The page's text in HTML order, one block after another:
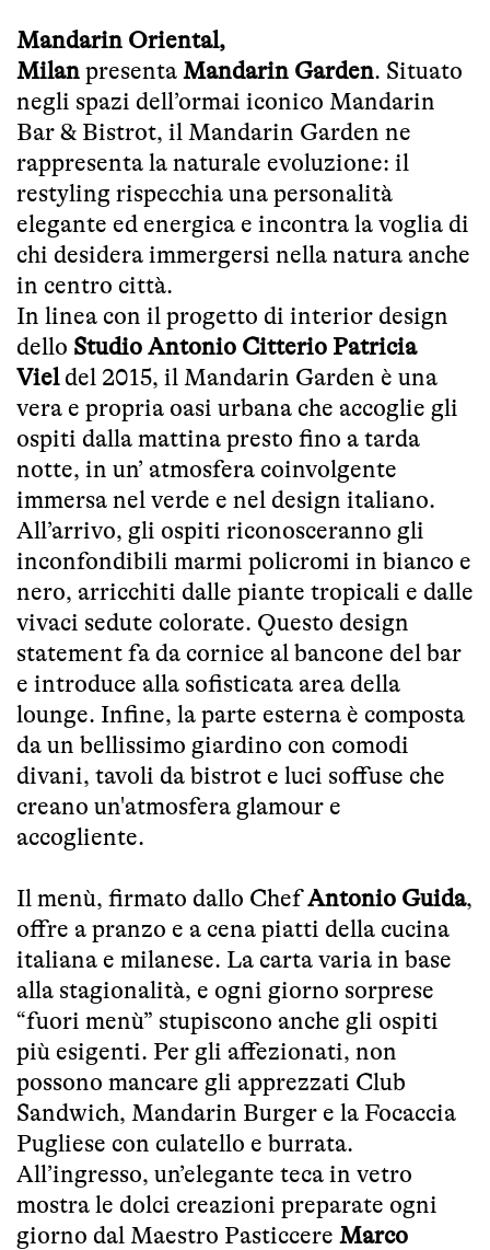
Mandarin Oriental,
Milan presenta Mandarin Garden. Situato
negli spazi dell’ormai iconico Mandarin
Bar & Bistrot, il Mandarin Garden ne
rappresenta la naturale evoluzione: il
restyling rispecchia una personalità
elegante ed energica e incontra la voglia di
chi desidera immergersi nella natura anche
in centro città.
In linea con il progetto di interior design
dello Studio Antonio Citterio Patricia
Vieldel 2015, il Mandarin Garden è una
vera e propria oasi urbana che accoglie gli
ospiti dalla mattina presto fino a tarda
notte, in un’ atmosfera coinvolgente
immersa nel verde e nel design italiano.
All’arrivo, gli ospiti riconosceranno gli
inconfondibili marmi policromi in bianco e
nero, arricchiti dalle piante tropicali e dalle
vivaci sedute colorate. Questo design
statement fa da cornice al bancone del bar
e introduce alla sofisticata area della
lounge. Infine, la parte esterna è composta
da un bellissimo giardino con comodi
divani, tavoli da bistrot e luci soffuse che
creano un'atmosfera glamour e
accogliente.
Il menù, firmato dallo ChefAntonio Guida,
offre a pranzo e a cena piatti della cucina
italiana e milanese. La carta varia in base
alla stagionalità, e ogni giorno sorprese
“fuori menù” stupiscono anche gli ospiti
più esigenti. Per gli affezionati, non
possono mancare gli apprezzati Club
Sandwich, Mandarin Burger e la Focaccia
Pugliese con culatello e burrata.
All’ingresso, un’elegante teca in vetro
mostra le dolci creazioni preparate ogni
giorno dal Maestro Pasticcere Marco